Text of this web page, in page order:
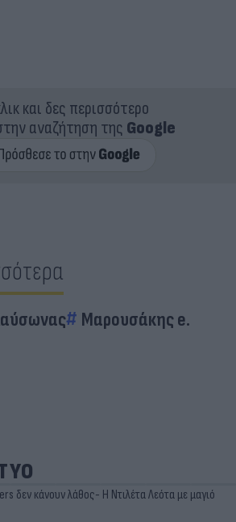
και δες περισσότερο
αναζήτηση της Google
Μαρουσάκης e.